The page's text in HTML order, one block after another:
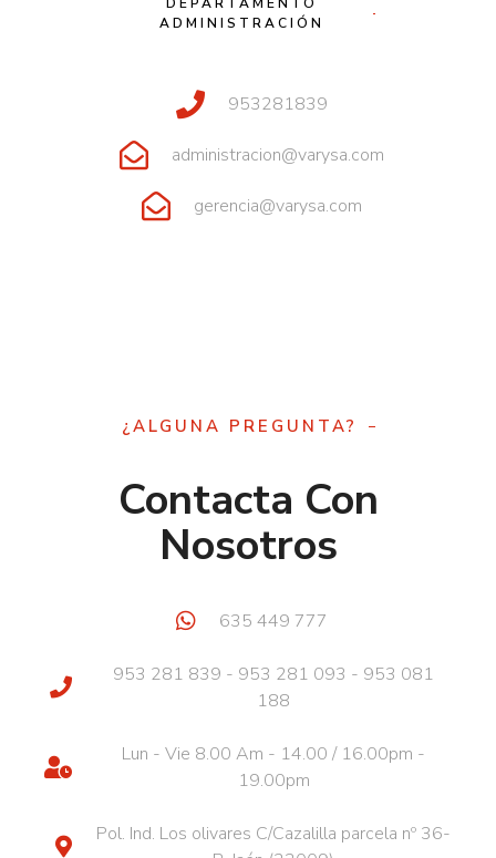
ADMINISTRACIÓN
953281839
administracion@varysa.com
gerencia@varysa.com
¿ALGUNA PREGUNTA?
Contacta Con
Nosotros
635 449 777
953 281 839 - 953 281 093 - 953 081
188
Lun - Vie 8.00 Am - 14.00 / 16.00pm -
19.00pm
Pol. Ind. Los olivares C/Cazalilla parcela nº 36-